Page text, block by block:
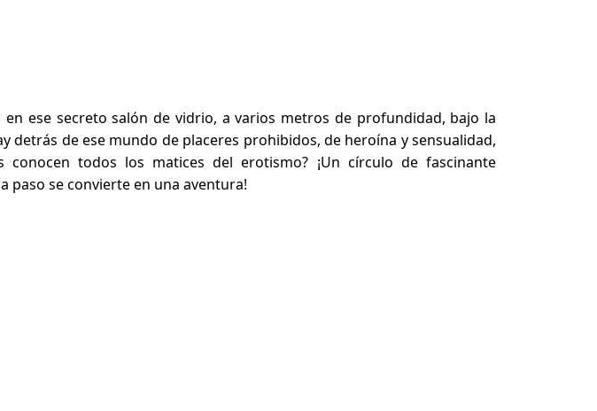
ese secreto salón de vidrio, a varios metros de profundidad, bajo la
detrás de ese mundo de placeres prohibidos, de heroína y sensualidad,
todos los matices del erotismo? ¡Un círculo de fascinante
paso se convierte en una aventura!